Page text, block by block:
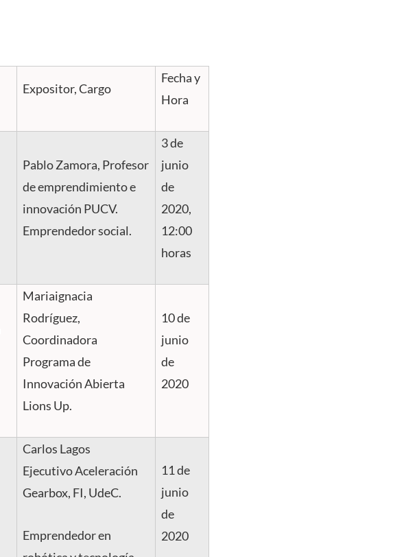
Expositor, Cargo
Fecha y
Hora
Pablo Zamora, Profesor
de emprendimiento e
innovación PUCV.
Emprendedor social.
3 de
junio
de
2020,
12:00
horas
Mariaignacia
Rodríguez,
Coordinadora
Programa de
Innovación Abierta
Lions Up.
10 de
junio
de
2020
Carlos Lagos
Ejecutivo Aceleración
Gearbox, FI, UdeC.
Emprendedor en
11 de
junio
de
2020